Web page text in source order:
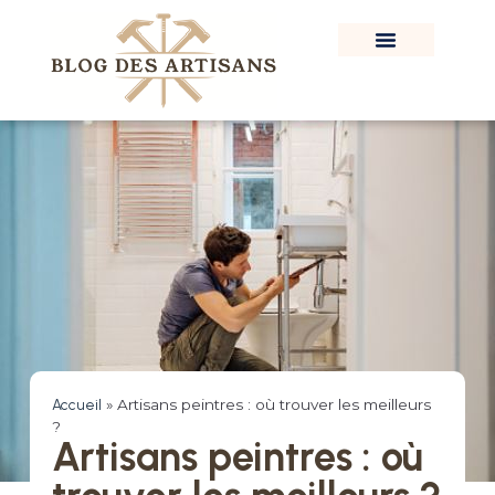
Accueil » Artisans peintres : où trouver les meilleurs
?
Artisans peintres : où